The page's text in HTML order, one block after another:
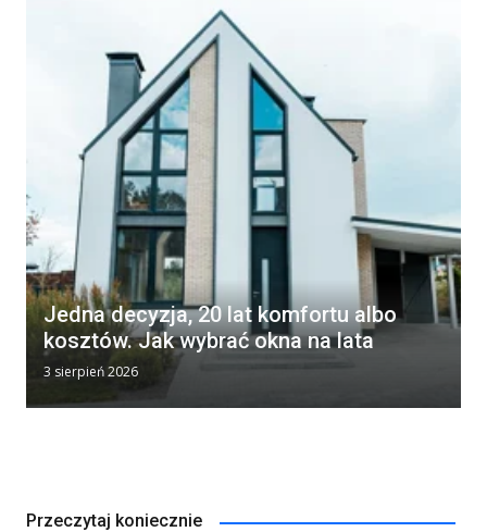
Jedna decyzja, 20 lat komfortu albo
kosztów. Jak wybrać okna na lata
3 sierpień 2026
Przeczytaj koniecznie